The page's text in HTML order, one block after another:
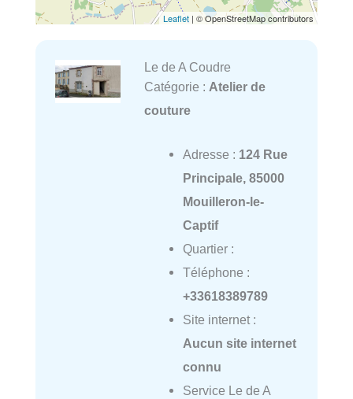
Leaflet | © OpenStreetMap contributors
Le de A Coudre
Catégorie : Atelier de
couture
Adresse : 124 Rue
Principale, 85000
Mouilleron-le-
Captif
Quartier :
Téléphone :
+33618389789
Site internet :
Aucun site internet
connu
Service Le de A